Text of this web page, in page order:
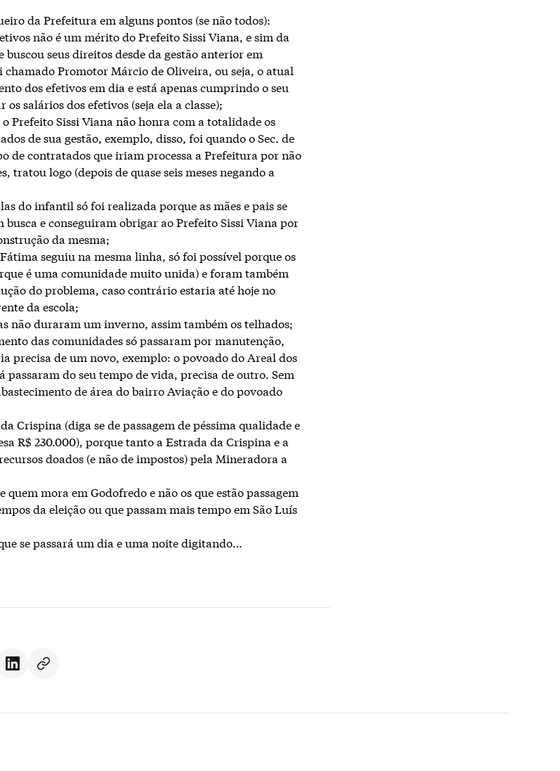
da Prefeitura em alguns pontos (se não todos):
não é um mérito do Prefeito Sissi Viana, e sim da
buscou seus direitos desde da gestão anterior em
Promotor Márcio de Oliveira, ou seja, o atual
dos efetivos em dia e está apenas cumprindo o seu
os salários dos efetivos (seja ela a classe);
o Prefeito Sissi Viana não honra com a totalidade os
de sua gestão, exemplo, disso, foi quando o Sec. de
de contratados que iriam processa a Prefeitura por não
tratou logo (depois de quase seis meses negando a
do infantil só foi realizada porque as mães e pais se
e conseguiram obrigar ao Prefeito Sissi Viana por
da mesma;
seguiu na mesma linha, só foi possível porque os
é uma comunidade muito unida) e foram também
do problema, caso contrário estaria até hoje no
da escola;
não duraram um inverno, assim também os telhados;
das comunidades só passaram por manutenção,
precisa de um novo, exemplo: o povoado do Areal dos
passaram do seu tempo de vida, precisa de outro. Sem
de área do bairro Aviação e do povoado
Crispina (diga se de passagem de péssima qualidade e
R$ 230.000), porque tanto a Estrada da Crispina e a
doados (e não de impostos) pela Mineradora a
quem mora em Godofredo e não os que estão passagem
da eleição ou que passam mais tempo em São Luís
se passará um dia e uma noite digitando…